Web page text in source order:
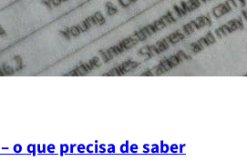
o que precisa de saber